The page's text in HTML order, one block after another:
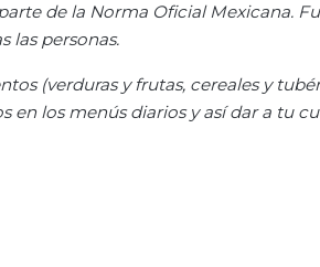
de la Norma Oficial Mexicana.
las personas.
(verduras y frutas, cereales y
en los menús diarios y así dar a tu